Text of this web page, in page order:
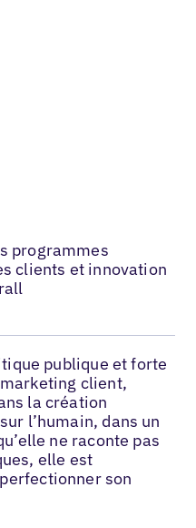
programmes
clients et innovation
publique et forte
client,
la création
l’humain, dans un
ne raconte pas
elle est
son